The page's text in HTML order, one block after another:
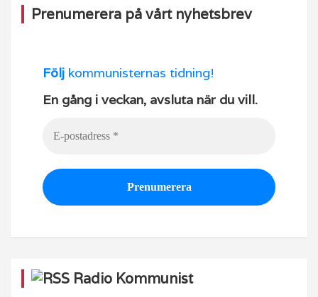
Prenumerera på vårt nyhetsbrev
Följ kommunisternas tidning!
En gång i veckan, avsluta när du vill.
Radio Kommunist